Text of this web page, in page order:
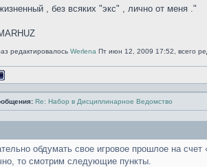
, без всяких "экс" , лично от меня ."
редактировалось Werlena Пт июн 12, 2009 17:52, всего
Профиль
Re: Набор в Дисциплинарное Ведомство
обдумать свое игровое прошлое на
то смотрим следующие пункты.